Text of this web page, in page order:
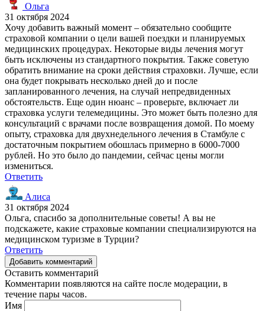
Ольга
31 октября 2024
Хочу добавить важный момент – обязательно сообщите
страховой компании о цели вашей поездки и планируемых
медицинских процедурах. Некоторые виды лечения могут
быть исключены из стандартного покрытия. Также советую
обратить внимание на сроки действия страховки. Лучше, если
она будет покрывать несколько дней до и после
запланированного лечения, на случай непредвиденных
обстоятельств. Еще один нюанс – проверьте, включает ли
страховка услуги телемедицины. Это может быть полезно для
консультаций с врачами после возвращения домой. По моему
опыту, страховка для двухнедельного лечения в Стамбуле с
достаточным покрытием обошлась примерно в 6000-7000
рублей. Но это было до пандемии, сейчас цены могли
измениться.
Ответить
Алиса
31 октября 2024
Ольга, спасибо за дополнительные советы! А вы не
подскажете, какие страховые компании специализируются на
медицинском туризме в Турции?
Ответить
Добавить комментарий
Оставить комментарий
Комментарии появляются на сайте после модерации, в
течение пары часов.
Имя